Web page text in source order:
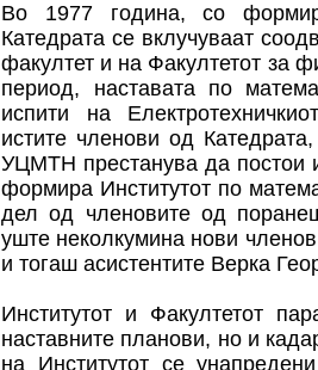
Во 1977 година, со
Катедрата се вклучуваат
факултет и на Факултетот за
период, наставата по
испити на
истите членови од
УЦМТН престанува да постои
формира Институтот по
дел од членовите од
уште неколкумина нови
и тогаш асистентите Верка
Институтот и Факултетот
наставните планови, но и
на Институтот се